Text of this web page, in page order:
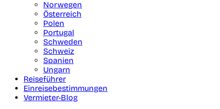
Norwegen
Österreich
Polen
Portugal
Schweden
Schweiz
Spanien
Ungarn
Reiseführer
Einreisebestimmungen
Vermieter-Blog